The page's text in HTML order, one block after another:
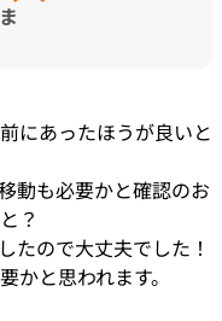
にあったほうが良いと
動も必要かと確認のお
？
たので大丈夫でした！
かと思われます。